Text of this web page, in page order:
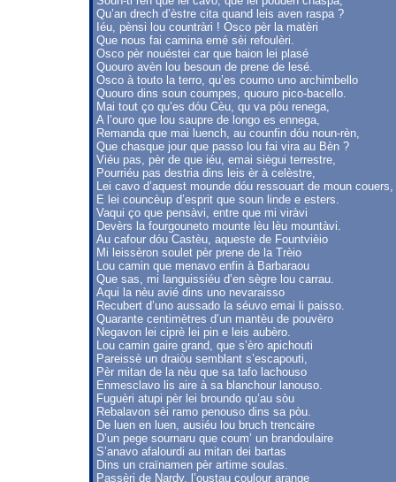
Qu’an drech d’èstre cita quand leis aven raspa ?
Iéu, pènsi lou countràri ! Osco pèr la matèri
Que nous fai camina emé sèi refoulèri.
Osco pèr nouéstei car que baion lei plasé
Quouro avèn lou besoun de prene de lesé.
Osco à touto la terro, qu’es coumo uno archimbello
Quouro dins soun coumpes, quouro pico-bacello.
Mai tout ço qu’es dóu Cèu, qu va póu renega,
A l’ouro que lou saupre de longo es ennega,
Remanda que mai luench, au counfin dóu noun-rèn,
Que chasque jour que passo lou fai vira au Bèn ?
Viéu pas, pèr de que iéu, emai siègui terrestre,
Pourriéu pas destria dins leis èr à celèstre,
Lei cavo d’aquest mounde dóu ressouart de moun couers,
E lei councèup d’esprit que soun linde e esters.
Vaqui ço que pensàvi, entre que mi viràvi
Devèrs la fourgouneto mounte lèu lèu mountàvi.
Au cafour dóu Castèu, aqueste de Fountvièio
Mi leissèron soulet pèr prene de la Trèio
Lou camin que menavo enfin à Barbaraou
Que sas, mi languissiéu d’en sègre lou carrau.
Aqui la nèu avié dins uno nevaraisso
Recubert d’uno aussado la séuvo emai li paisso.
Quarante centimètres d’un mantèu de pouvèro
Negavon lei ciprè lei pin e leis aubèro.
Lou camin gaire grand, que s’èro apichouti
Pareissè un draiòu semblant s’escapouti,
Pèr mitan de la nèu que sa tafo lachouso
Enmesclavo lis aire à sa blanchour lanouso.
Fuguèri atupi pèr lei broundo qu’au sòu
Rebalavon sèi ramo penouso dins sa pòu.
De luen en luen, ausiéu lou bruch trencaire
D’un pege sournaru que coum’ un brandoulaire
S’anavo afalourdi au mitan dei bartas
Dins un craïnamen pèr artime soulas.
Passèri de Nardy, l’oustau coulour arange